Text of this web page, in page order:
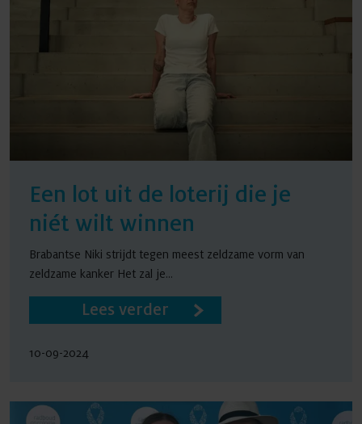
Een lot uit de loterij die je
niét wilt winnen
Brabantse Niki strijdt tegen meest zeldzame vorm van
zeldzame kanker Het zal je...
Lees verder
10-09-2024